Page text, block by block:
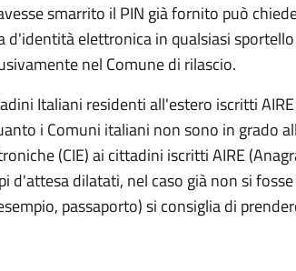
smarrito il PIN già fornito può
d'identità elettronica in qualsiasi
nel Comune di rilascio.
Italiani residenti all'estero iscritti
i Comuni italiani non sono in grado
(CIE) ai cittadini iscritti AIRE
d'attesa dilatati, nel caso già non si
passaporto) si consiglia di